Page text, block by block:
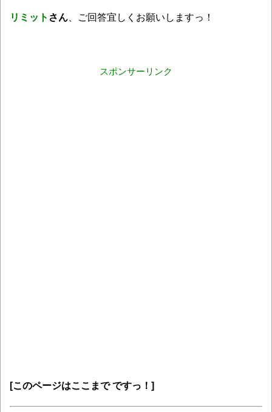
リミット さん 、ご回答宜しくお願いしますっ！
スポンサーリンク
[このページはここまで ですっ！]